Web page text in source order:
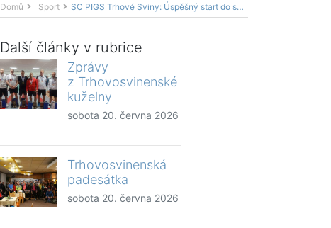
Domů Sport SC PIGS Trhové Sviny: Úspěšný start do sezóny ,mistrovství republiky i cesta na světový šampionát
Další články v rubrice
Zprávy
z Trhovosvinenské
kuželny
sobota 20. června 2026
Trhovosvinenská
padesátka
sobota 20. června 2026